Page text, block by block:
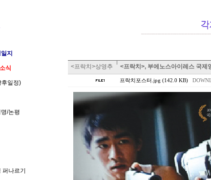
지
식
후일정)
/논평
나르기
<프락치>상영추 <프락치>, 부에노스아이레스 국제
프락치포스터.jpg (142.0 KB)